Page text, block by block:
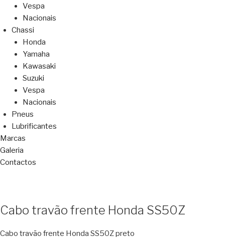
Vespa
Nacionais
Chassi
Honda
Yamaha
Kawasaki
Suzuki
Vespa
Nacionais
Pneus
Lubrificantes
Marcas
Galeria
Contactos
Cabo travão frente Honda SS50Z
Cabo travão frente Honda SS50Z preto